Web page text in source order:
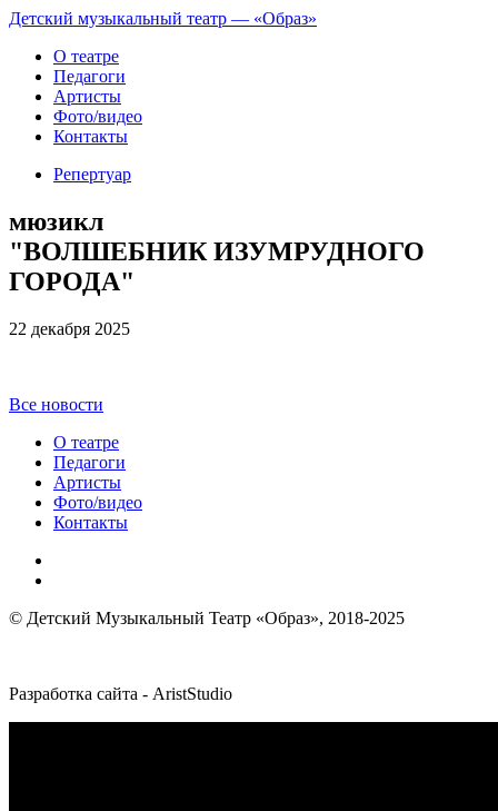
Детский музыкальный театр — «Образ»
О театре
Педагоги
Артисты
Фото/видео
Контакты
Репертуар
мюзикл
"ВОЛШЕБНИК ИЗУМРУДНОГО
ГОРОДА"
22 декабря 2025
Все новости
О театре
Педагоги
Артисты
Фото/видео
Контакты
© Детский Музыкальный Театр «Образ», 2018-2025
Разработка сайта - AristStudio